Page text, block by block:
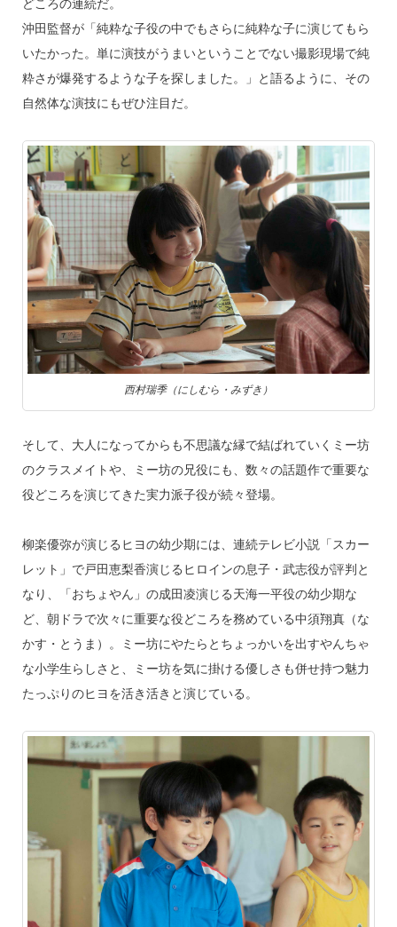
どころの連続だ。
沖田監督が「純粋な子役の中でもさらに純粋な子に演じてもら
いたかった。単に演技がうまいということでない撮影現場で純
粋さが爆発するような子を探しました。」と語るように、その
自然体な演技にもぜひ注目だ。
西村瑞季（にしむら・みずき）
そして、大人になってからも不思議な縁で結ばれていくミー坊
のクラスメイトや、ミー坊の兄役にも、数々の話題作で重要な
役どころを演じてきた実力派子役が続々登場。
柳楽優弥が演じるヒヨの幼少期には、連続テレビ小説「スカー
レット」で戸田恵梨香演じるヒロインの息子・武志役が評判と
なり、「おちょやん」の成田凌演じる天海一平役の幼少期な
ど、朝ドラで次々に重要な役どころを務めている中須翔真（な
かす・とうま）。ミー坊にやたらとちょっかいを出すやんちゃ
な小学生らしさと、ミー坊を気に掛ける優しさも併せ持つ魅力
たっぷりのヒヨを活き活きと演じている。